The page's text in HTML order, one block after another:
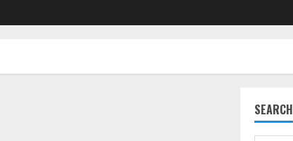
SEARCH